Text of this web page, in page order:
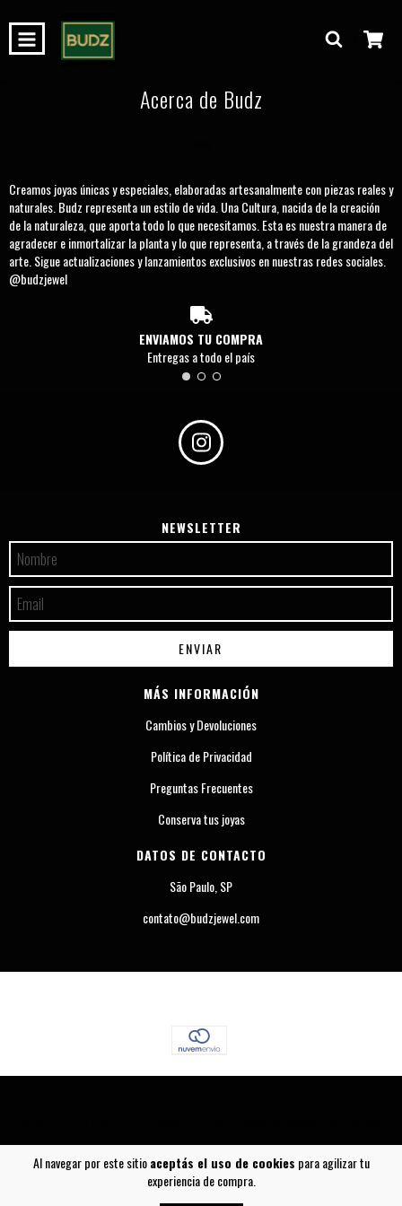
Al navegar por este sitioaceptás el uso de cookies para agilizar tu
experiencia de compra.
Acerca de Budz
Creamos joyas únicas y especiales, elaboradas artesanalmente con piezas reales y
naturales. Budz representa un estilo de vida. Una Cultura, nacida de la creación
de la naturaleza, que aporta todo lo que necesitamos. Esta es nuestra manera de
agradecer e inmortalizar la planta y lo que representa, a través de la grandeza del
arte. Sigue actualizaciones y lanzamientos exclusivos en nuestras redes sociales.
@budzjewel
ENVIAMOS TU COMPRA
Entregas a todo el país
NEWSLETTER
MÁS INFORMACIÓN
Cambios y Devoluciones
Política de Privacidad
Preguntas Frecuentes
Conserva tus joyas
DATOS DE CONTACTO
São Paulo, SP
contato@budzjewel.com